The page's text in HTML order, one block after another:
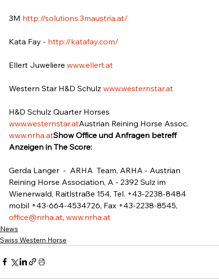
3M http://solutions.3maustria.at/
Kata Fay - http://katafay.com/
Ellert Juweliere www.ellert.at
Western Star H&D Schulz www.westernstar.at
H&D Schulz Quarter Horses
www.westernstar.atAustrian Reining Horse Assoc.
www.nrha.atShow Office und Anfragen betreff
Anzeigen in The Score:
Gerda Langer  -  ARHA  Team, ARHA - Austrian
Reining Horse Association, A - 2392 Sulz im
Wienerwald, Raitlstraße 154, Tel. +43-2238-8484
mobil +43-664-4534726, Fax +43-2238-8545,
office@nrha.at, www.nrha.at
News
Swiss Western Horse